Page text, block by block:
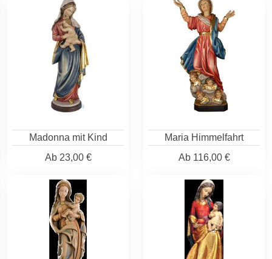
Madonna mit Kind
Ab23,00 €
Maria Himmelfahrt
Ab116,00 €